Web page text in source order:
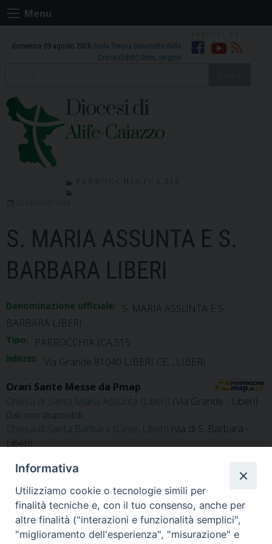
Skip
to
Menu
domenica 09 agosto 2026 Santa Teresa Benedetta della
Croce (Edith) Stein, vergine
Facebook
Youtube
RSS
Diocesi di
Alife-Caiazzo
22 GENNAIO 2024
S. MARIA ASSUNTA E S.
BARBARA LIBERI
Denominazione ufficiale:
S. MARIA ASSUNTA E S.
BARBARA LIBERI
Tipo: PARROCCHIA (CA.515
Indirizzo:
Via Grande 81040 LIBERI CE, , LIBERI
Orari Sante Messe da Pmap
Chiesa di Santa Maria Assunta (Liberi) (Via Grande - Liberi)
Dati non disponibili
Chiesa di Santa Barbara (Cese, Liberi) (via di S. Barbara -
Liberi)
S. MARIA AD NIVES CASTEL
SPIRITO SANTO PIANA DI
Informativa
Utilizziamo cookie o tecnologie simili per
finalità tecniche e, con il tuo consenso, anche per
altre finalità ("interazioni e funzionalità semplici",
"miglioramento dell'esperienza", "misurazione" e